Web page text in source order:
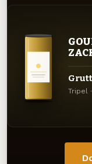
Tripel